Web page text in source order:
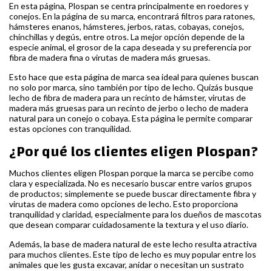
En esta página, Plospan se centra principalmente en roedores y
conejos. En la página de su marca, encontrará filtros para ratones,
hámsteres enanos, hámsteres, jerbos, ratas, cobayas, conejos,
chinchillas y degús, entre otros. La mejor opción depende de la
especie animal, el grosor de la capa deseada y su preferencia por
fibra de madera fina o virutas de madera más gruesas.
Esto hace que esta página de marca sea ideal para quienes buscan
no solo por marca, sino también por tipo de lecho. Quizás busque
lecho de fibra de madera para un recinto de hámster, virutas de
madera más gruesas para un recinto de jerbo o lecho de madera
natural para un conejo o cobaya. Esta página le permite comparar
estas opciones con tranquilidad.
¿Por qué los clientes eligen Plospan?
Muchos clientes eligen Plospan porque la marca se percibe como
clara y especializada. No es necesario buscar entre varios grupos
de productos; simplemente se puede buscar directamente fibra y
virutas de madera como opciones de lecho. Esto proporciona
tranquilidad y claridad, especialmente para los dueños de mascotas
que desean comparar cuidadosamente la textura y el uso diario.
Además, la base de madera natural de este lecho resulta atractiva
para muchos clientes. Este tipo de lecho es muy popular entre los
animales que les gusta excavar, anidar o necesitan un sustrato